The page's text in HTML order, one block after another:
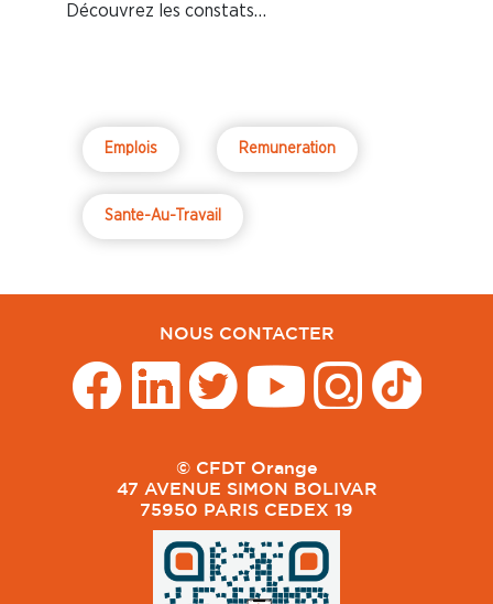
Découvrez les constats…
Emplois Remuneration
Sante-Au-Travail
NOUS CONTACTER
© CFDT Orange
47 AVENUE SIMON BOLIVAR
75950 PARIS CEDEX 19